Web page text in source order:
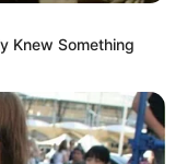
Knew Something